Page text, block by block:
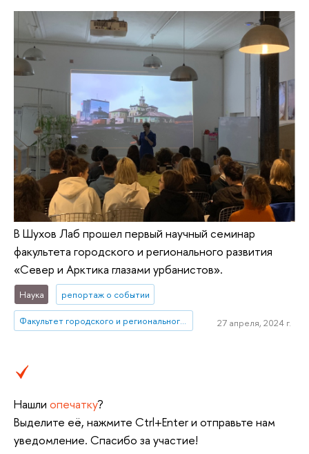
В Шухов Лаб прошел первый научный семинар
факультета городского и регионального развития
«Север и Арктика глазами урбанистов».
Наука репортаж о событии
Факультет городского и регионального развития 27 апреля, 2024 г.
Нашли опечатку?
Выделите её, нажмите Ctrl+Enter и отправьте нам
уведомление. Спасибо за участие!